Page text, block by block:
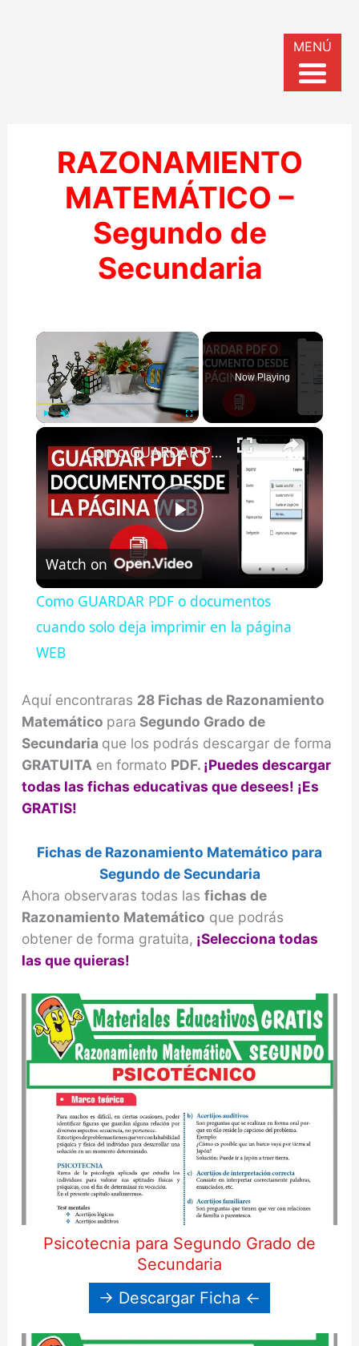
RAZONAMIENTO
MATEMÁTICO –
Segundo de
Secundaria
×
Now Playing
×
Play
Como GUARDAR PDF o documentos cuando solo deja imprimir en la página WEB
Watch on
Como GUARDAR PDF o documentos
cuando solo deja imprimir en la página
WEB
Aquí encontraras 28 Fichas de Razonamiento
Matemático para Segundo Grado de
Secundaria que los podrás descargar de forma
GRATUITAen formato PDF. ¡Puedes descargar
todas las fichas educativas que desees! ¡Es
GRATIS!
Fichas de Razonamiento Matemático para
Segundo de Secundaria
Ahora observaras todas las fichas de
Razonamiento Matemático que podrás
obtener de forma gratuita, ¡Selecciona todas
las que quieras!
Psicotecnia para Segundo Grado de
Secundaria
→ Descargar Ficha ←
MENÚ